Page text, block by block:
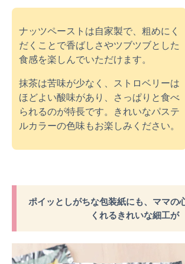
ナッツペーストは自家製で、粗めにく
だくことで香ばしさやツブツブとした
食感を楽しんでいただけます。
抹茶は苦味が少なく、ストロベリーは
ほどよい酸味があり、さっぱりと食べ
られるのが特長です。きれいなパステ
ルカラーの色味もお楽しみください。
ポイッとしがちな包装紙にも、ママの
くれるきれいな細工が